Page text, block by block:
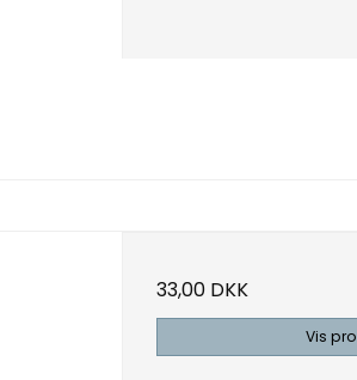
33,00 DKK
Vis